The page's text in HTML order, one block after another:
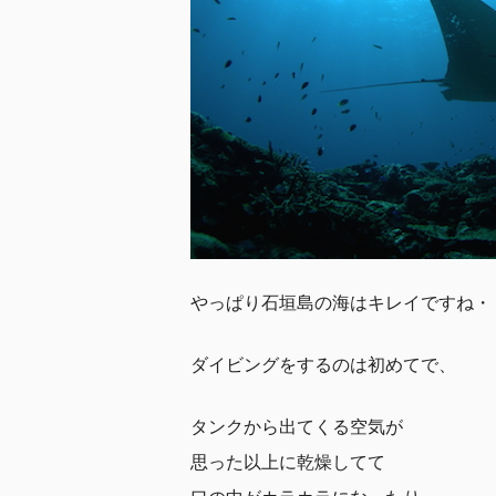
やっぱり石垣島の海はキレイですね・
ダイビングをするのは初めてで、
タンクから出てくる空気が
思った以上に乾燥してて